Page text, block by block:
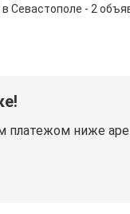
Севастополе - 2
платежом ниже